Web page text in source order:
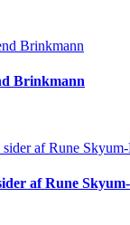
Brinkmann
af Rune